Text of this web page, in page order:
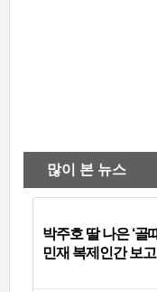
많이 본 뉴스
박주호 딸 나은 ‘골
민재 복제인간 보